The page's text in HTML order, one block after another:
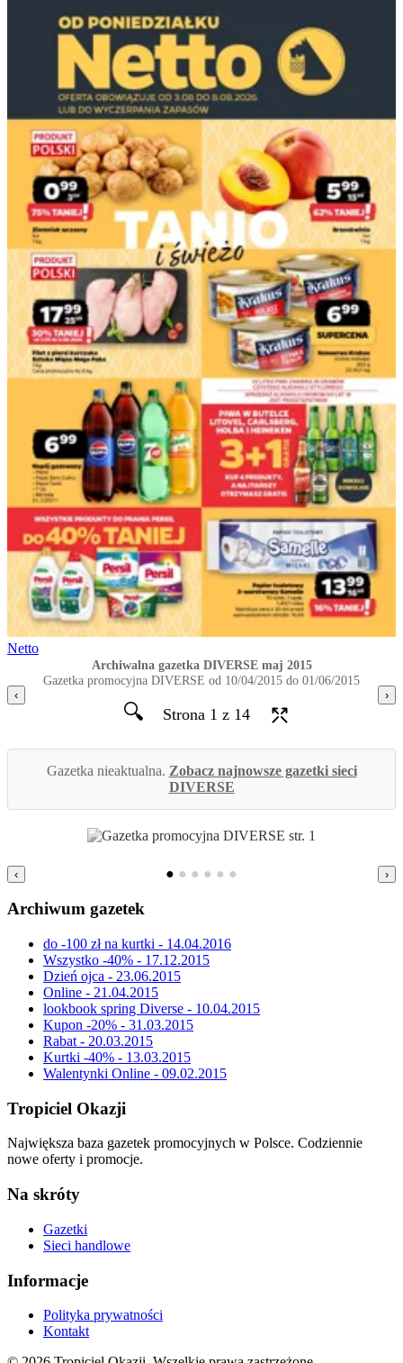
Netto
‹
Archiwalna gazetka DIVERSE maj 2015
Gazetka promocyjna DIVERSE od 10/04/2015 do 01/06/2015
🔍 Strona 1 z 14
›
Gazetka nieaktualna. Zobacz najnowsze gazetki sieci
DIVERSE
‹ ● ● ● ● ● ● ›
Archiwum gazetek
do -100 zł na kurtki - 14.04.2016
Wszystko -40% - 17.12.2015
Dzień ojca - 23.06.2015
Online - 21.04.2015
lookbook spring Diverse - 10.04.2015
Kupon -20% - 31.03.2015
Rabat - 20.03.2015
Kurtki -40% - 13.03.2015
Walentynki Online - 09.02.2015
Tropiciel Okazji
Największa baza gazetek promocyjnych w Polsce. Codziennie
nowe oferty i promocje.
Na skróty
Gazetki
Sieci handlowe
Informacje
Polityka prywatności
Kontakt